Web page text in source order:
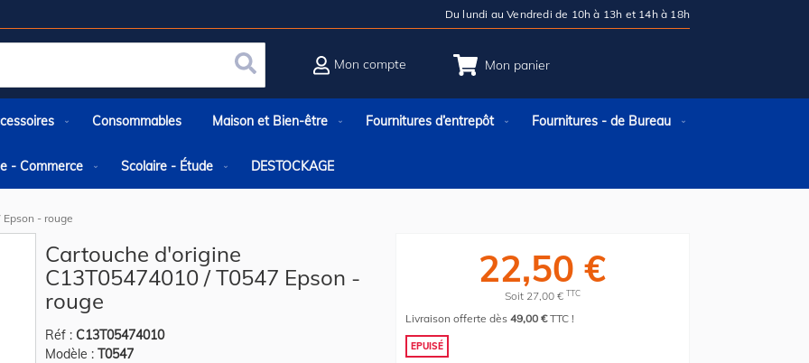
Du lundi au Vendredi de 10h à 13h et 14h à 18h
Mon panier
Rechercher
Mon compte
Consommables Maison et Bien-être Fournitures d’entrepôt Fournitures - de Bureau
- Commerce Scolaire - Étude DESTOCKAGE
- rouge
Cartouche d'origine
C13T05474010 / T0547 Epson -
rouge
Réf : C13T05474010
Modèle : T0547
22,50 €
Soit 27,00 € TTC
Livraison offerte dès49,00 €TTC !
EPUISÉ